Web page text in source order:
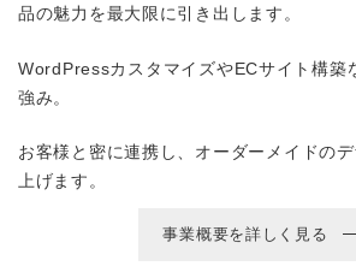
品の魅力を最大限に引き出します。
WordPressカスタマイズやECサイト構築
強み。
お客様と密に連携し、オーダーメイドの
上げます。
事業概要を詳しく見る